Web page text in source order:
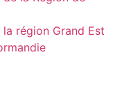
région Grand Est